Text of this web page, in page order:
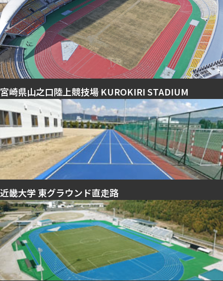
宮崎県山之口陸上競技場 KUROKIRI STADIUM
近畿大学 東グラウンド直走路